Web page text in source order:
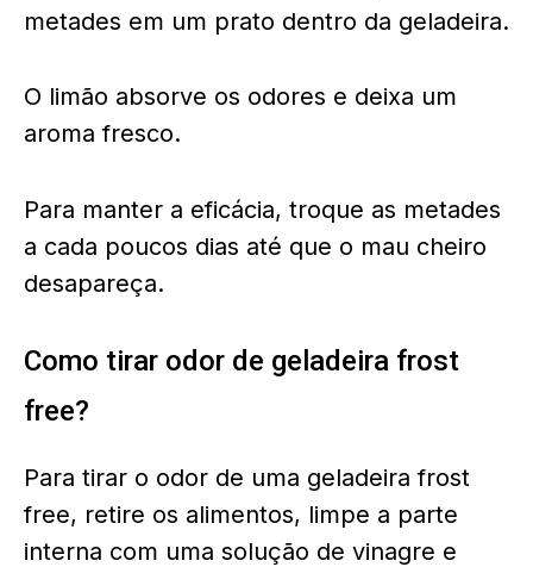
metades em um prato dentro da geladeira.
O limão absorve os odores e deixa um
aroma fresco.
Para manter a eficácia, troque as metades
a cada poucos dias até que o mau cheiro
desapareça.
Como tirar odor de geladeira frost
free?
Para tirar o odor de uma geladeira frost
free, retire os alimentos, limpe a parte
interna com uma solução de vinagre e